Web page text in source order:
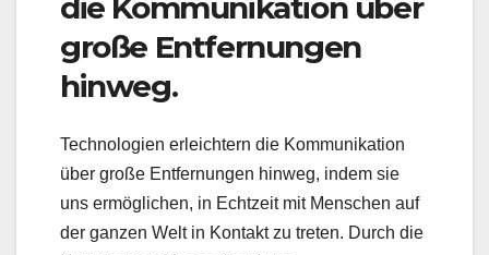
große Entfernungen
hinweg.
Technologien erleichtern die Kommunikation
über große Entfernungen hinweg, indem sie
uns ermöglichen, in Echtzeit mit Menschen auf
der ganzen Welt in Kontakt zu treten. Durch die